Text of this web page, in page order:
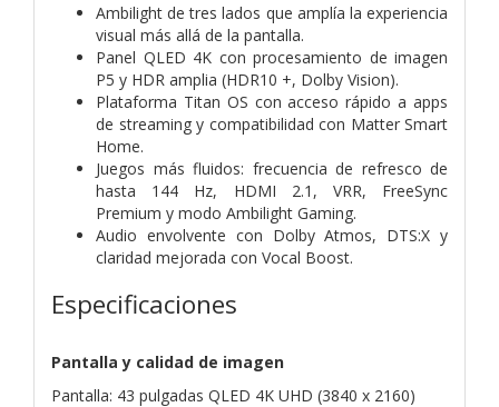
Ambilight de tres lados que amplía la experiencia
visual más allá de la pantalla.
Panel QLED 4K con procesamiento de imagen
P5 y HDR amplia (HDR10 +, Dolby Vision).
Plataforma Titan OS con acceso rápido a apps
de streaming y compatibilidad con Matter Smart
Home.
Juegos más fluidos: frecuencia de refresco de
hasta 144 Hz, HDMI 2.1, VRR, FreeSync
Premium y modo Ambilight Gaming.
Audio envolvente con Dolby Atmos, DTS:X y
claridad mejorada con Vocal Boost.
Especificaciones
Pantalla y calidad de imagen
Pantalla: 43 pulgadas QLED 4K UHD (3840 x 2160)